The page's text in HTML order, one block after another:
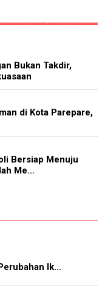
Bukan Takdir,
di Kota Parepare,
Bersiap Menuju
Me…
Ik…